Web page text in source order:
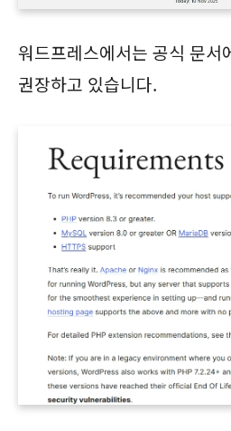
워드프레스에서는 공식 문서
권장하고 있습니다.